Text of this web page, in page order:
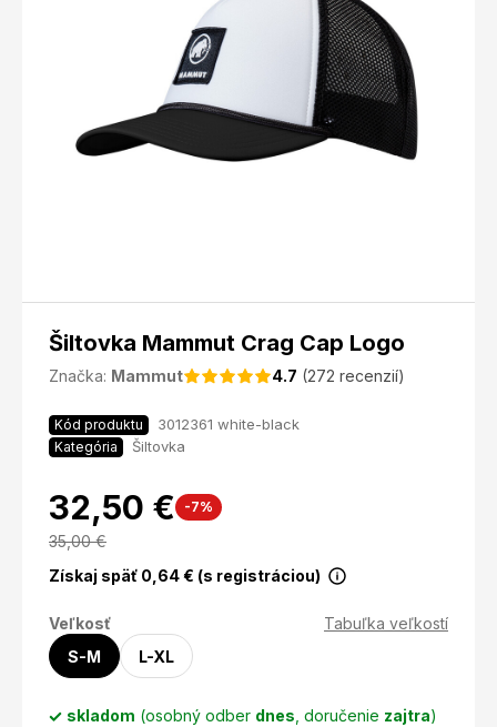
Šiltovka Mammut Crag Cap Logo
Značka: Mammut 4.7 (272 recenzií)
Kód produktu 3012361 white-black
Kategória Šiltovka
32,50 € -7%
35,00€
Získaj späť 0,64€ (s registráciou)
Veľkosť
Tabuľka veľkostí
S-M
L-XL
skladom (osobný odber dnes , doručenie zajtra)